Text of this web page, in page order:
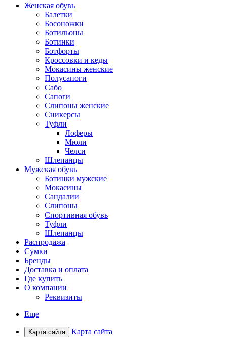
Женская обувь
Балетки
Босоножки
Ботильоны
Ботинки
Ботфорты
Кроссовки и кеды
Мокасины женские
Полусапоги
Сабо
Сапоги
Слипоны женские
Сникерсы
Туфли
Лоферы
Мюли
Челси
Шлепанцы
Мужская обувь
Ботинки мужские
Мокасины
Сандалии
Слипоны
Спортивная обувь
Туфли
Шлепанцы
Распродажа
Сумки
Бренды
Доставка и оплата
Где купить
О компании
Реквизиты
Еще
Карта сайта Карта сайта